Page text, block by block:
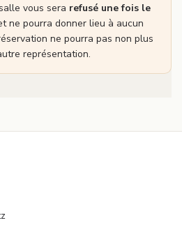
vous sera refusé une fois le
ne pourra donner lieu à aucun
ne pourra pas non plus
représentation.